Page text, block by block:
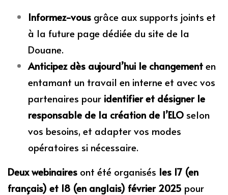
Informez-vous grâce aux supports joints et
à la future page dédiée du site de la
Douane.
Anticipez dès aujourd’hui le changementen
entamant un travail en interne et avec vos
partenaires pour identifier et désigner le
responsable de la création de l’ELO selon
vos besoins, et adapter vos modes
opératoires si nécessaire.
Deux webinaires ont été organisés les 17 (en
français) et 18 (en anglais) février 2025 pour